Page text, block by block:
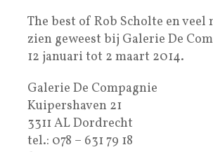
The best of Rob Scholte en veel
zien geweest bij Galerie De
12 januari tot 2 maart 2014.
Galerie De Compagnie
Kuipershaven 21
3311 AL Dordrecht
tel.: 078 – 631 79 18